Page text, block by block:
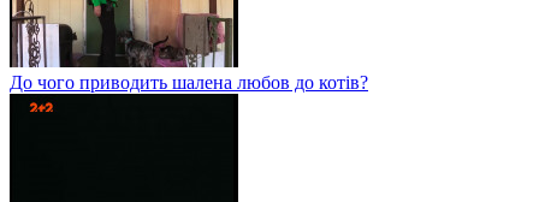
До чого приводить шалена любов до котів?